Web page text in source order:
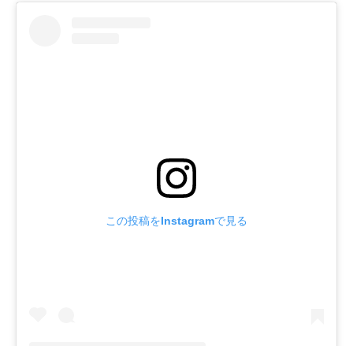
この投稿をInstagramで見る